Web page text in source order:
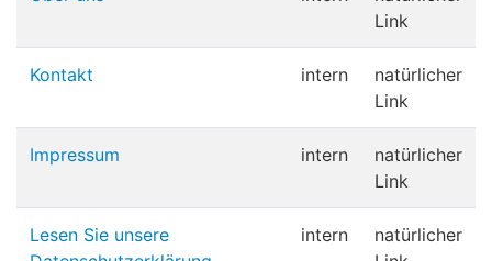
Link
Kontakt intern
natürlicher
Link
Impressum intern
natürlicher
Link
Lesen Sie unsere
intern
natürlicher